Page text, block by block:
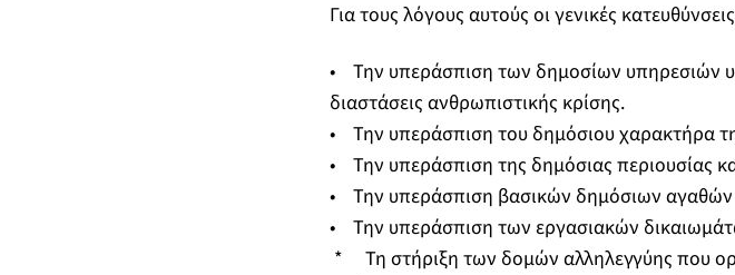
Για τους λόγους αυτούς οι γενικές
• Την υπεράσπιση των δημοσίων υπηρεσιών
διαστάσεις ανθρωπιστικής κρίσης.
• Την υπεράσπιση του δημόσιου χαρακτήρα
• Την υπεράσπιση της δημόσιας περιουσίας
• Την υπεράσπιση βασικών δημόσιων αγαθών
• Την υπεράσπιση των εργασιακών
* Τη στήριξη των δομών αλληλεγγύης που